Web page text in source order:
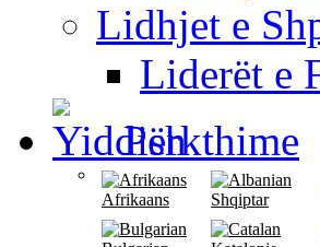
Lidhjet e
Liderët e
Përkthime
Afrikaans Shqiptar